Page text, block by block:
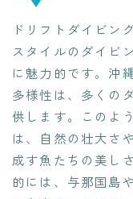
ドリフトダイビン
スタイルのダイビ
に魅力的です。沖
多様性は、多くの
供します。このよ
は、自然の壮大さ
成す魚たちの美し
的には、与那国島